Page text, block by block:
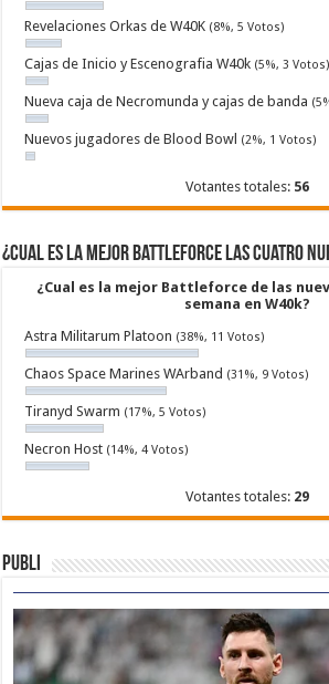
Revelaciones Orkas de W40K (8%, 5 Votos)
Cajas de Inicio y Escenografia W40k (5%, 3 Votos)
Nueva caja de Necromunda y cajas de banda
Nuevos jugadores de Blood Bowl (2%, 1 Votos)
Votantes totales: 56
¿Cual es la mejor Battleforce las cuatro
¿Cual es la mejor Battleforce de las
semana en W40k?
Astra Militarum Platoon (38%, 11 Votos)
Chaos Space Marines WArband (31%, 9 Votos)
Tiranyd Swarm (17%, 5 Votos)
Necron Host (14%, 4 Votos)
Votantes totales: 29
Publi